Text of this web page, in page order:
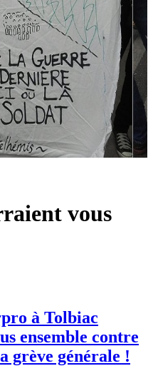
vous
à Tolbiac
ensemble contre
grève générale !